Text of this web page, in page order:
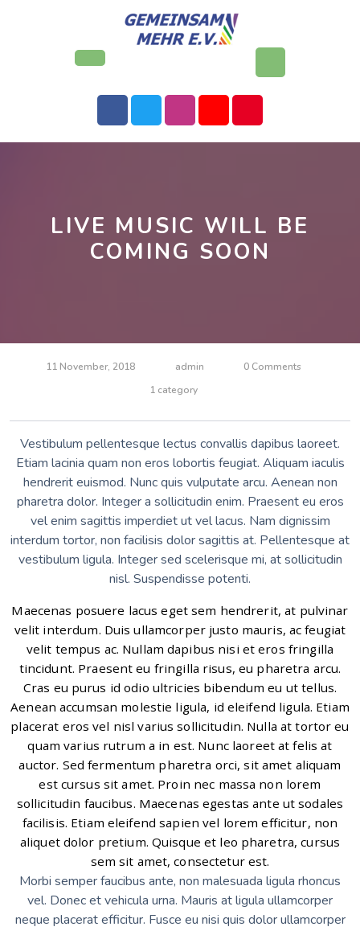
Button
LIVE MUSIC WILL BE
COMING SOON
11 November, 2018 admin
0 Comments
1 category
Vestibulum pellentesque lectus convallis dapibus laoreet.
Etiam lacinia quam non eros lobortis feugiat. Aliquam iaculis
hendrerit euismod. Nunc quis vulputate arcu. Aenean non
pharetra dolor. Integer a sollicitudin enim. Praesent eu eros
vel enim sagittis imperdiet ut vel lacus. Nam dignissim
interdum tortor, non facilisis dolor sagittis at. Pellentesque at
vestibulum ligula. Integer sed scelerisque mi, at sollicitudin
nisl. Suspendisse potenti.
Maecenas posuere lacus eget sem hendrerit, at pulvinar
velit interdum. Duis ullamcorper justo mauris, ac feugiat
velit tempus ac. Nullam dapibus nisi et eros fringilla
tincidunt. Praesent eu fringilla risus, eu pharetra arcu.
Cras eu purus id odio ultricies bibendum eu ut tellus.
Aenean accumsan molestie ligula, id eleifend ligula. Etiam
placerat eros vel nisl varius sollicitudin. Nulla at tortor eu
quam varius rutrum a in est. Nunc laoreet at felis at
auctor. Sed fermentum pharetra orci, sit amet aliquam
est cursus sit amet. Proin nec massa non lorem
sollicitudin faucibus. Maecenas egestas ante ut sodales
facilisis. Etiam eleifend sapien vel lorem efficitur, non
aliquet dolor pretium. Quisque et leo pharetra, cursus
sem sit amet, consectetur est.
Morbi semper faucibus ante, non malesuada ligula rhoncus
vel. Donec et vehicula urna. Mauris at ligula ullamcorper
neque placerat efficitur. Fusce eu nisi quis dolor ullamcorper